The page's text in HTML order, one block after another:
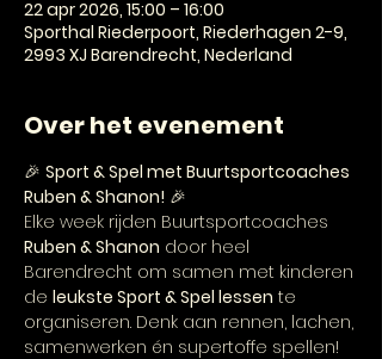
22 apr 2026, 15:00 – 16:00
Sporthal Riederpoort, Riederhagen 2-9,
2993 XJ Barendrecht, Nederland
Over het evenement
🎉 Sport & Spel met Buurtsportcoaches
Ruben & Shanon! 🎉
Elke week rijden Buurtsportcoaches
Ruben & Shanon door heel
Barendrecht om samen met kinderen
de leukste Sport & Spel lessen te
organiseren. Denk aan rennen, lachen,
samenwerken én supertoffe spellen!